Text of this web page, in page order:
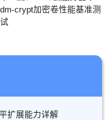
dm-crypt加密卷性能基准测
试
扩展能力详解